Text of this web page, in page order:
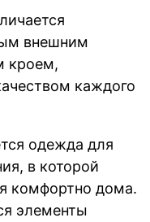
внешним
кроем,
каждого
одежда для
в которой
комфортно дома.
элементы